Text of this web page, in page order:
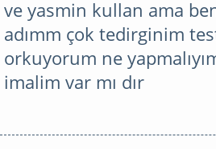
ve yasmin kullan ama
adımm çok tedirginim
orkuyorum ne
imalim var mı dır